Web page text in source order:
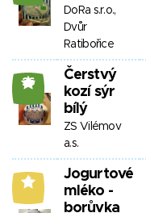
DoRa s.r.o.,
Dvůr
Ratibořice
26
Čerstvý
kozí sýr
bílý
ZS Vilémov
a.s.
6
Jogurtové
mléko -
borůvka